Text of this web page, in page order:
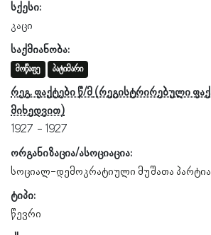
სქესი:
კაცი
საქმიანობა:
მოწაფე პატიმარი
რეგ. ფაქტები წ/მ
1927
1927
ორგანიზაცია/ასოციაცია:
სოციალ-დემოკრატიული მუშათა პარტია
ტიპი:
წევრი